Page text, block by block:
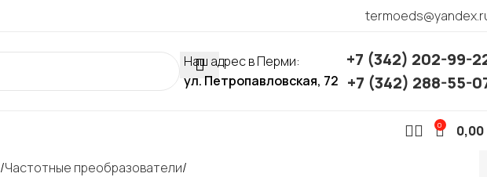
Наш адрес в Перми:
ул. Петропавловская, 72
+7 (342) 202-99-
+7 (342) 288-55-
0 0,00
Частотные преобразователи